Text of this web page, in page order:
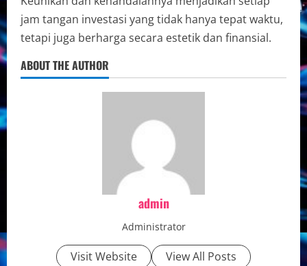
jam tangan investasi yang tidak hanya tepat waktu,
tetapi juga berharga secara estetik dan finansial.
ABOUT THE AUTHOR
admin
Administrator
Visit Website View All Posts